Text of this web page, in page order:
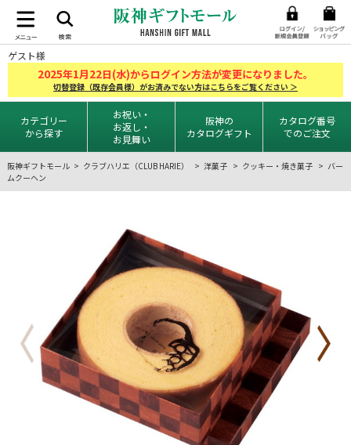
ゲスト様
2025年1月22日(水)からログイン方法が変更になりました。
切替登録（既存会員様）がお済みでない方はこちらをご覧ください ＞
カテゴリー
から探す
お祝い・
お返し・
お見舞い
阪神の
カタログギフト
カタログ番号
でのご注文
阪神ギフトモール クラブハリエ（CLUB HARIE） 洋菓子 クッキー・焼き菓子
バー
ムクーヘン